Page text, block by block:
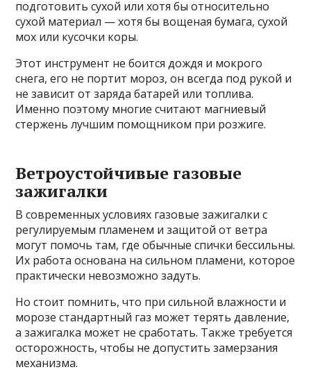
подготовить сухой или хотя бы относительно
сухой материал — хотя бы вощеная бумага, сухой
мох или кусочки коры.
Этот инструмент не боится дождя и мокрого
снега, его не портит мороз, он всегда под рукой и
не зависит от заряда батарей или топлива.
Именно поэтому многие считают магниевый
стержень лучшим помощником при розжиге.
Ветроустойчивые газовые
зажигалки
В современных условиях газовые зажигалки с
регулируемым пламенем и защитой от ветра
могут помочь там, где обычные спички бессильны.
Их работа основана на сильном пламени, которое
практически невозможно задуть.
Но стоит помнить, что при сильной влажности и
морозе стандартный газ может терять давление,
а зажигалка может не сработать. Также требуется
осторожность, чтобы не допустить замерзания
механизма.